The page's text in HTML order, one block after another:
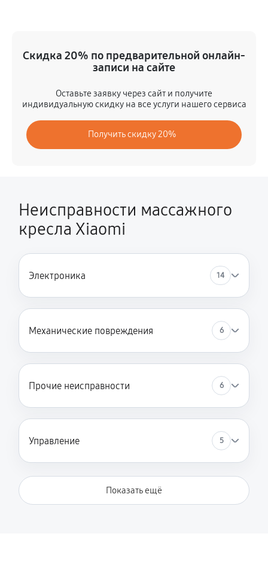
3150 руб 60 минут
Замена основного двигателя
4500 руб 60 минут
Замена пневмокамеры
Ремонт на месте без замены запчастей
Ремонт сканера купюроприемника
Ремонт проводки
2160 руб
1080 руб 60 минут
Замена сканера
Скидка 20% по предварительной онлайн-
записи на сайте
Оставьте заявку через сайт и получите
индивидуальную скидку на все услуги нашего сервиса
Получить скидку 20%
Неисправности массажного
кресла Xiaomi
Электроника 14
Механические повреждения 6
Прочие неисправности 6
Управление 5
Показать ещё